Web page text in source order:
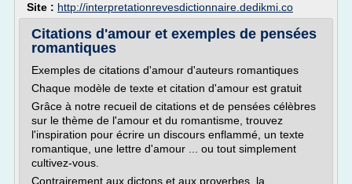
Site : http://interpretationrevesdictionnaire.dedikmi.co
Citations d'amour et exemples de pensées
romantiques
Exemples de citations d'amour d'auteurs romantiques
Chaque modèle de texte et citation d'amour est gratuit
Grâce à notre recueil de citations et de pensées célèbres
sur le thème de l'amour et du romantisme, trouvez
l'inspiration pour écrire un discours enflammé, un texte
romantique, une lettre d'amour ... ou tout simplement
cultivez-vous.
Contrairement aux dictons et aux proverbes, la...